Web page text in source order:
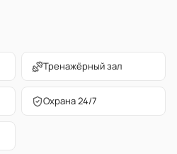
Тренажёрный зал
Охрана 24/7